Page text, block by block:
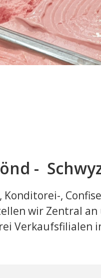
-
,
wir Zentral
Verkaufsfilialen